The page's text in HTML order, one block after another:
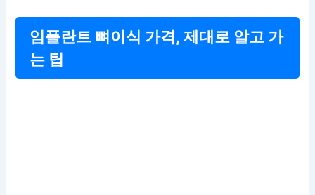
임플란트 뼈이식 가격, 제대로 알고 가
는 팁